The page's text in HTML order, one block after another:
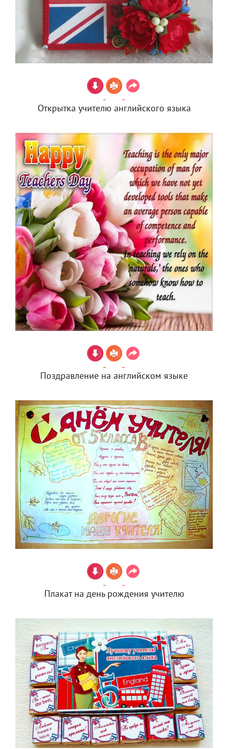
Открытка учителю английского языка
Поздравление на английском языке
Плакат на день рождения учителю